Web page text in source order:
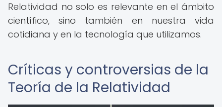
Relatividad no solo es relevante en el ámbito
científico, sino también en nuestra vida
cotidiana y en la tecnología que utilizamos.
Críticas y controversias de la
Teoría de la Relatividad